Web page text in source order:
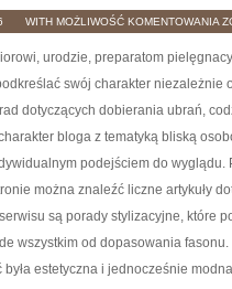
WITH MOŻLIWOŚĆ KOMENTOWANIA
urodzie, preparatom
swój charakter niezależnie
dotyczących dobierania ubrań,
bloga z tematyką bliską
podejściem do wyglądu.
można znaleźć liczne artykuły
są porady stylizacyjne, które
wszystkim od dopasowania
była estetyczna i jednocześnie